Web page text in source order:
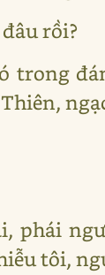
rồi?
trong
phái
tôi,